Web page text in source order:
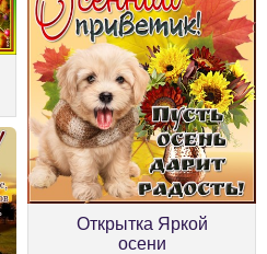
Открытка Яркой
осени